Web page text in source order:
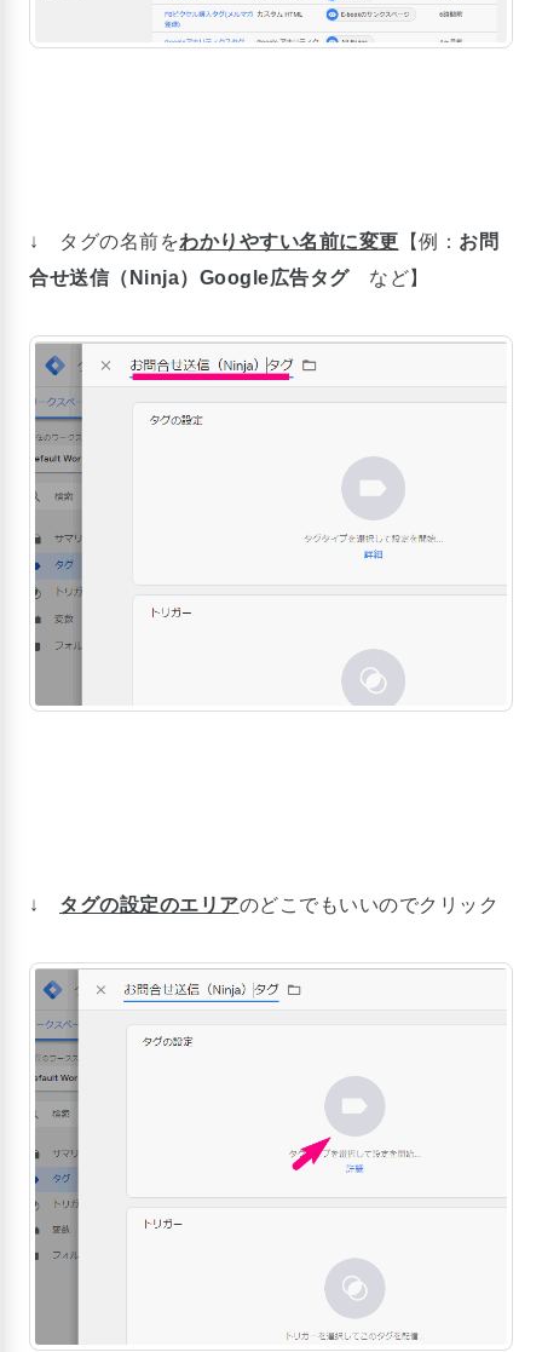
↓ タグの名前をわかりやすい名前に変更 【例： お問
合せ送信（Ninja）Google広告タグなど】
↓ タグの設定のエリアのどこでもいいのでクリック